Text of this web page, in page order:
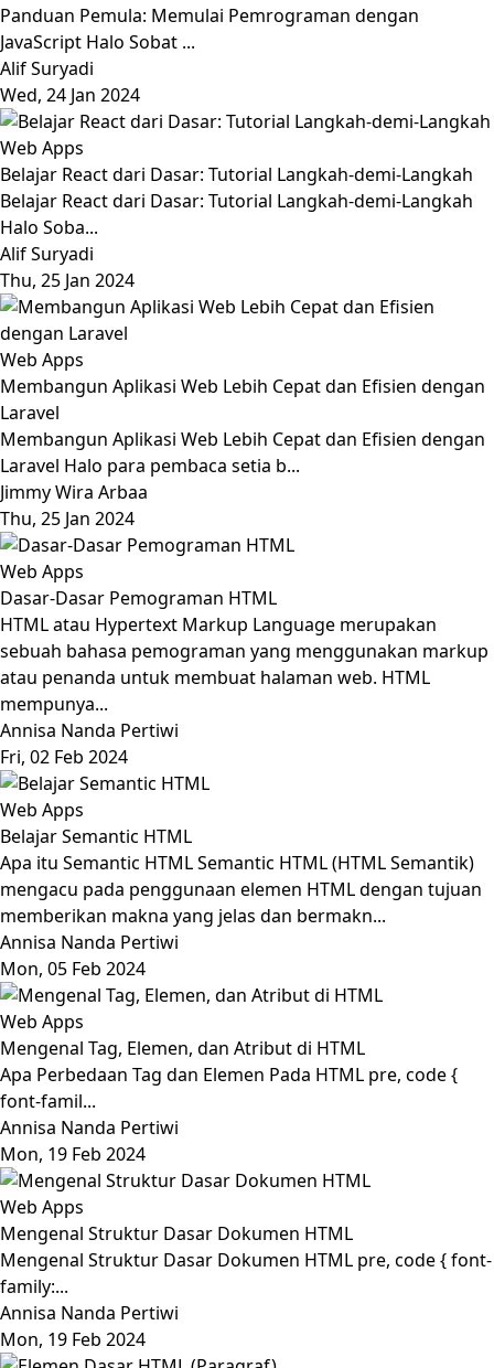
Panduan Pemula: Memulai Pemrograman dengan
JavaScript Halo Sobat ...
Alif Suryadi
Wed, 24 Jan 2024
Web Apps
Belajar React dari Dasar: Tutorial Langkah-demi-Langkah
Belajar React dari Dasar: Tutorial Langkah-demi-Langkah
Halo Soba...
Alif Suryadi
Thu, 25 Jan 2024
Web Apps
Membangun Aplikasi Web Lebih Cepat dan Efisien dengan
Laravel
Membangun Aplikasi Web Lebih Cepat dan Efisien dengan
Laravel Halo para pembaca setia b...
Jimmy Wira Arbaa
Thu, 25 Jan 2024
Web Apps
Dasar-Dasar Pemograman HTML
HTML atau Hypertext Markup Language merupakan
sebuah bahasa pemograman yang menggunakan markup
atau penanda untuk membuat halaman web. HTML
mempunya...
Annisa Nanda Pertiwi
Fri, 02 Feb 2024
Web Apps
Belajar Semantic HTML
Apa itu Semantic HTML Semantic HTML (HTML Semantik)
mengacu pada penggunaan elemen HTML dengan tujuan
memberikan makna yang jelas dan bermakn...
Annisa Nanda Pertiwi
Mon, 05 Feb 2024
Web Apps
Mengenal Tag, Elemen, dan Atribut di HTML
Apa Perbedaan Tag dan Elemen Pada HTML pre, code {
font-famil...
Annisa Nanda Pertiwi
Mon, 19 Feb 2024
Web Apps
Mengenal Struktur Dasar Dokumen HTML
Mengenal Struktur Dasar Dokumen HTML pre, code { font-
family:...
Annisa Nanda Pertiwi
Mon, 19 Feb 2024